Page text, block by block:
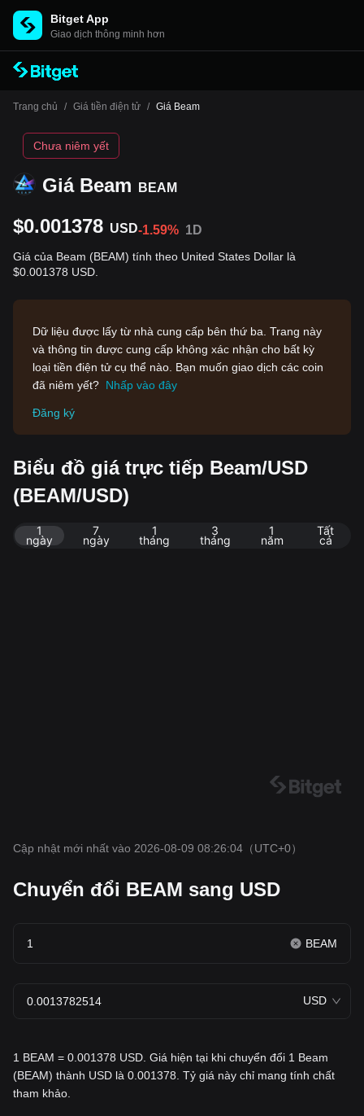
Bitget App
Giao dịch thông minh hơn
Trang chủ / Giá tiền điện tử / Giá Beam
Giá Beam BEAM
Chưa niêm yết
$0.001378 USD-1.59% 1D
Giá của Beam (BEAM) tính theo United States Dollar là
$0.001378 USD.
Dữ liệu được lấy từ nhà cung cấp bên thứ ba. Trang này
và thông tin được cung cấp không xác nhận cho bất kỳ
loại tiền điện tử cụ thể nào. Bạn muốn giao dịch các coin
đã niêm yết? Nhấp vào đây
Đăng ký
Biểu đồ giá trực tiếp Beam/USD
(BEAM/USD)
1
ngày
7
ngày
1
tháng
3
tháng
1
năm
Tất
cả
Cập nhật mới nhất vào 2026-08-09 08:26:04 （UTC+0）
Chuyển đổi BEAM sang USD
BEAM
USD
1 BEAM = 0.001378 USD. Giá hiện tại khi chuyển đổi 1 Beam
(BEAM) thành USD là 0.001378. Tỷ giá này chỉ mang tính chất
tham khảo.